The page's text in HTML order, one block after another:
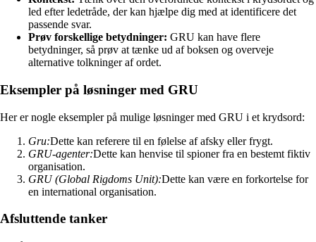
led efter ledetråde, der kan hjælpe dig med at identificere det
passende svar.
Prøv forskellige betydninger: GRU kan have flere
betydninger, så prøv at tænke ud af boksen og overveje
alternative tolkninger af ordet.
Eksempler på løsninger med GRU
Her er nogle eksempler på mulige løsninger med GRU i et krydsord:
Gru:Dette kan referere til en følelse af afsky eller frygt.
GRU-agenter:Dette kan henvise til spioner fra en bestemt fiktiv
organisation.
GRU (Global Rigdoms Unit):Dette kan være en forkortelse for
en international organisation.
Afsluttende tanker